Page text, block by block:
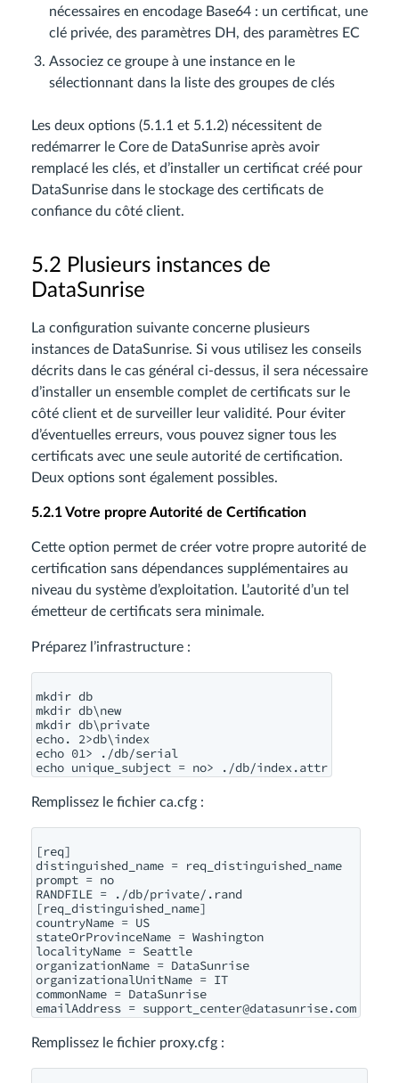
nécessaires en encodage Base64 : un certificat, une
clé privée, des paramètres DH, des paramètres EC
Associez ce groupe à une instance en le
sélectionnant dans la liste des groupes de clés
Les deux options (5.1.1 et 5.1.2) nécessitent de
redémarrer le Core de DataSunrise après avoir
remplacé les clés, et d’installer un certificat créé pour
DataSunrise dans le stockage des certificats de
confiance du côté client.
5.2 Plusieurs instances de
DataSunrise
La configuration suivante concerne plusieurs
instances de DataSunrise. Si vous utilisez les conseils
décrits dans le cas général ci-dessus, il sera nécessaire
d’installer un ensemble complet de certificats sur le
côté client et de surveiller leur validité. Pour éviter
d’éventuelles erreurs, vous pouvez signer tous les
certificats avec une seule autorité de certification.
Deux options sont également possibles.
5.2.1 Votre propre Autorité de Certification
Cette option permet de créer votre propre autorité de
certification sans dépendances supplémentaires au
niveau du système d’exploitation. L’autorité d’un tel
émetteur de certificats sera minimale.
Préparez l’infrastructure :
mkdir db
mkdir db\new
mkdir db\private
echo. 2>db\index
echo 01> ./db/serial
Remplissez le fichier ca.cfg :
[req]
distinguished_name = req_distinguished_name
prompt = no
RANDFILE = ./db/private/.rand
[req_distinguished_name]
countryName = US
stateOrProvinceName = Washington
localityName = Seattle
organizationName = DataSunrise
organizationalUnitName = IT
commonName = DataSunrise
emailAddress = support_center@datasunrise.com
Remplissez le fichier proxy.cfg :